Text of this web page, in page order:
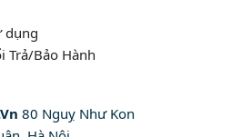
dụng
Trả/Bảo Hành
80 Nguỵ Như Kon